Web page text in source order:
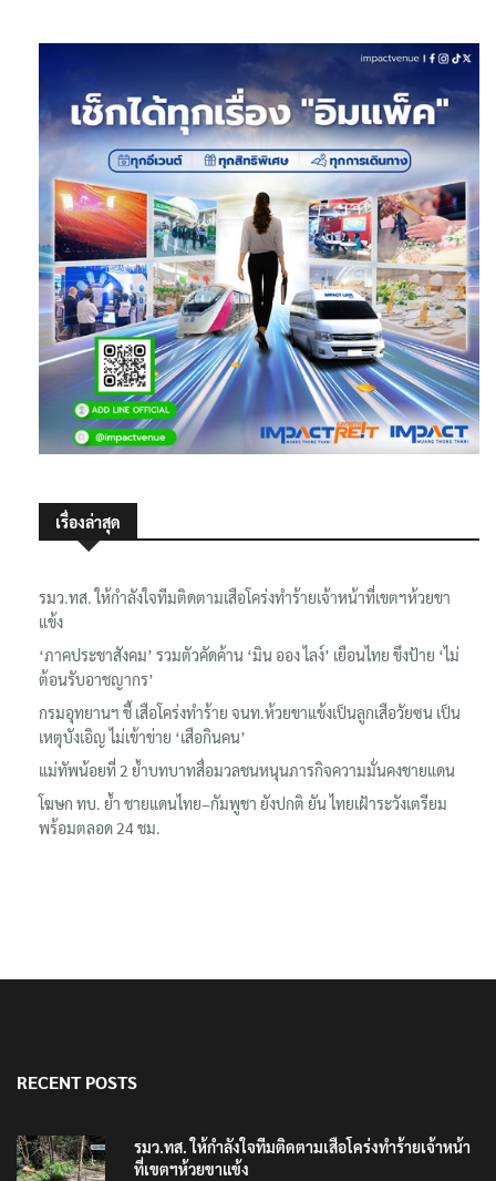
เรื่องล่าสุด
รมว.ทส. ให้กำลังใจทีมติดตามเสือโคร่งทำร้ายเจ้าหน้าที่เขตฯห้วยขา
แข้ง
‘ภาคประชาสังคม’ รวมตัวคัดค้าน ‘มิน ออง ไลง์’ เยือนไทย ขึงป้าย ‘ไม่
ต้อนรับอาชญากร’
กรมอุทยานฯ ชี้ เสือโคร่งทำร้าย จนท.ห้วยขาแข้งเป็นลูกเสือวัยซน เป็น
เหตุบังเอิญ ไม่เข้าข่าย ‘เสือกินคน’
แม่ทัพน้อยที่ 2 ย้ำบทบาทสื่อมวลชนหนุนภารกิจความมั่นคงชายแดน
โฆษก ทบ. ย้ำ ชายแดนไทย–กัมพูชา ยังปกติ ยัน ไทยเฝ้าระวังเตรียม
พร้อมตลอด 24 ชม.
RECENT POSTS
รมว.ทส. ให้กำลังใจทีมติดตามเสือโคร่งทำร้ายเจ้าหน้า
ที่เขตฯห้วยขาแข้ง